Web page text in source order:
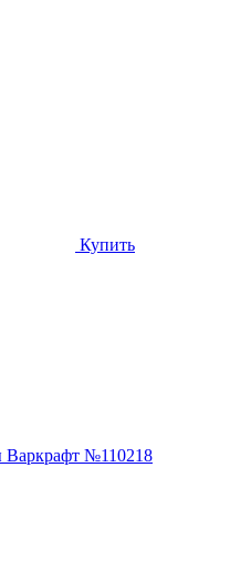
Купить
Варкрафт №110218